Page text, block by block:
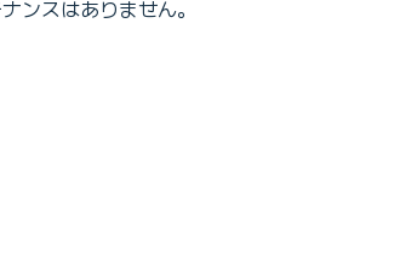
ンスはありません。